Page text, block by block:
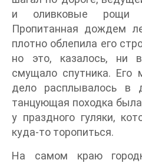
и оливковые рощи
Пропитанная дождем
плотно облепила его
но это, казалось, ни
смущало спутника. Его
дело расплывалось в
танцующая походка
у праздного гуляки,
куда-то торопиться.
На самом краю